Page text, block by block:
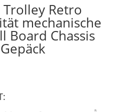
Retro
mechanische
Board Chassis